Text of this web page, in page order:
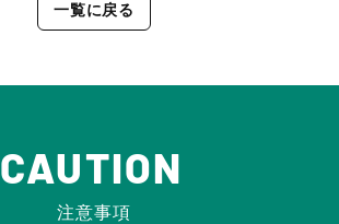
一覧に戻る
CAUTION
注意事項